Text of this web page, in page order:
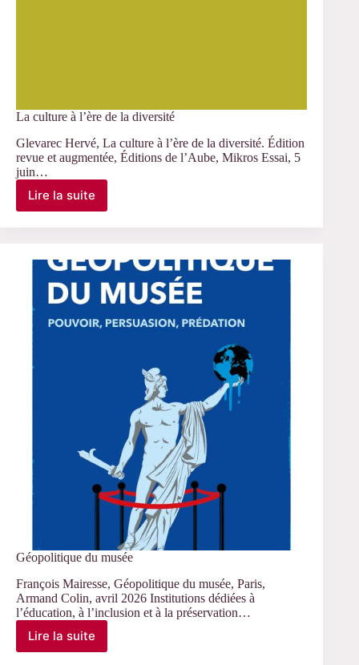
La culture à l’ère de la diversité
Glevarec Hervé, La culture à l’ère de la diversité. Édition
revue et augmentée, Éditions de l’Aube, Mikros Essai, 5
juin…
Lire la suite
La
de
la
diversité
Géopolitique du musée
François Mairesse, Géopolitique du musée, Paris,
Armand Colin, avril 2026 Institutions dédiées à
l’éducation, à l’inclusion et à la préservation…
Lire la suiteGéopolitique